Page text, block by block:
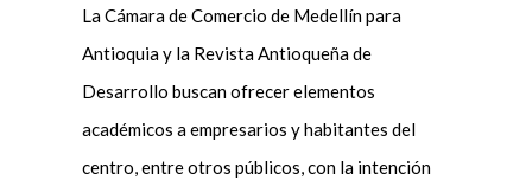
La Cámara de Comercio de Medellín para
Antioquia y la Revista Antioqueña de
Desarrollo buscan ofrecer elementos
académicos a empresarios y habitantes del
centro, entre otros públicos, con la intención